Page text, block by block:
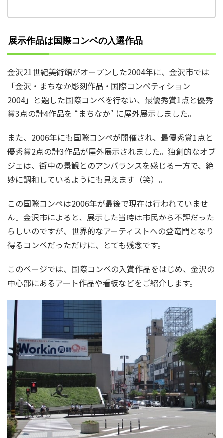
展示作品は国際コンペの入選作品
金沢21世紀美術館がオープンした2004年に、金沢市では
「金沢・まちなか彫刻作品・国際コンペティション
2004」と題した国際コンペを行ない、最優秀賞1点と優秀
賞3点の計4作品を “まちなか” に屋外展示しました。
また、2006年にも国際コンペが開催され、最優秀賞1点と
優秀賞2点の計3作品が屋外展示されました。独創的なオブ
ジェは、街中の景観とのアンバランスを感じる一方で、絶
妙に調和しているようにも見えます（笑）。
この国際コンペは2006年が最後で現在は行われていませ
ん。金沢市によると、展示した当時は市民から不評だった
らしいのですが、世界的なアーティストへの登竜門となり
得るコンペだっただけに、とても残念です。
このページでは、国際コンペの入賞作品をはじめ、金沢の
中心部にあるアート作品や看板などをご紹介します。